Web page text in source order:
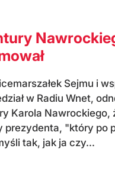
Sejmu i
w Radiu Wnet,
Karola Nawrockiego,
prezydenta, "który po
tak, jak ja czy...